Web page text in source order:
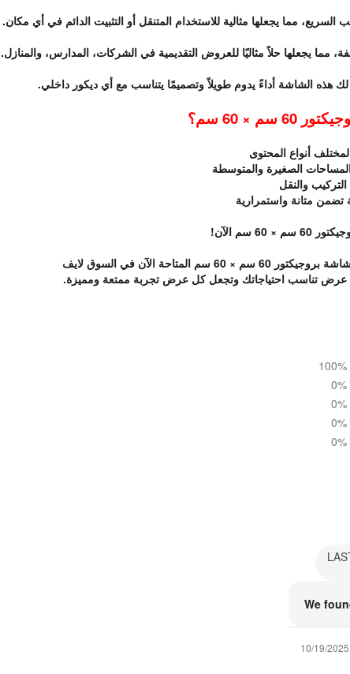
مما يجعلها مثالية للاستخدام المتنقل أو التثبيت الدائم في أي مكان.
مما يجعلها حلاً مثاليًا للعروض التقديمية في الشركات، المدارس، والمنازل.
هذه الشاشة أداءً يدوم طويلاً وتصميمًا يتناسب مع أي ديكور داخلي.
سم × 60 سم؟
أنواع المحتوى
الصغيرة والمتوسطة
والنقل
تضمن متانة واستمرارية
سم الآن!
الآن في السوق لايف
تناسب احتياجاتك وتجعل كل عرض تجربة ممتعة ومميزة.
100%
0%
0%
0%
0%
We
10/19/2025